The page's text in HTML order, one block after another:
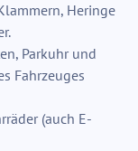
Heringe
Parkuhr und
Fahrzeuges
(auch E-